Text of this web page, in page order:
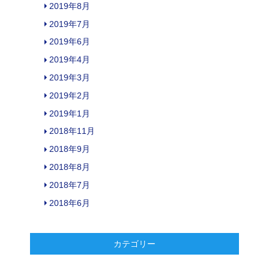
2019年8月
2019年7月
2019年6月
2019年4月
2019年3月
2019年2月
2019年1月
2018年11月
2018年9月
2018年8月
2018年7月
2018年6月
カテゴリー